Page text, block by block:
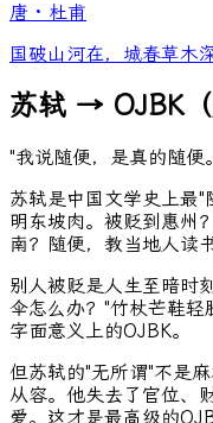
唐 · 杜甫
国破山河在，城春草木深
苏轼 → OJBK（
"我说随便，是真的随便
苏轼是中国文学史上最"
明东坡肉。被贬到惠州
南？随便，教当地人读
别人被贬是人生至暗时
伞怎么办？"竹杖芒鞋
字面意义上的OJBK。
但苏轼的"无所谓"不是
从容。他失去了官位、
爱。这才是最高级的